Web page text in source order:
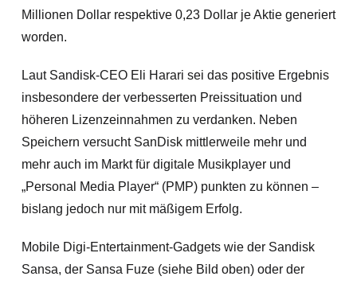
Millionen Dollar respektive 0,23 Dollar je Aktie generiert
worden.
Laut Sandisk-CEO Eli Harari sei das positive Ergebnis
insbesondere der verbesserten Preissituation und
höheren Lizenzeinnahmen zu verdanken. Neben
Speichern versucht SanDisk mittlerweile mehr und
mehr auch im Markt für digitale Musikplayer und
„Personal Media Player“ (PMP) punkten zu können –
bislang jedoch nur mit mäßigem Erfolg.
Mobile Digi-Entertainment-Gadgets wie der Sandisk
Sansa, der Sansa Fuze (siehe Bild oben) oder der